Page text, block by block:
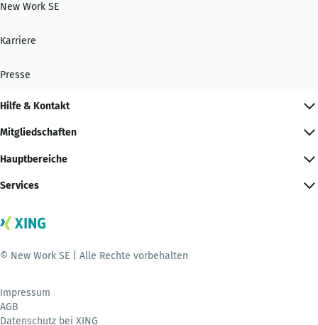
New Work SE
Karriere
Presse
Hilfe & Kontakt
Mitgliedschaften
Hauptbereiche
Services
© New Work SE | Alle Rechte vorbehalten
Impressum
AGB
Datenschutz bei XING